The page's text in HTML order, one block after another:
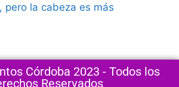
pero la cabeza es más
Córdoba 2023 - Todos los
Reservados